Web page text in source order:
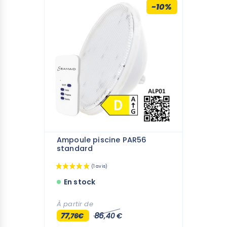
-10%
Ampoule piscine PAR56
standard
En stock
À partir de
77,76€ 86,40 €